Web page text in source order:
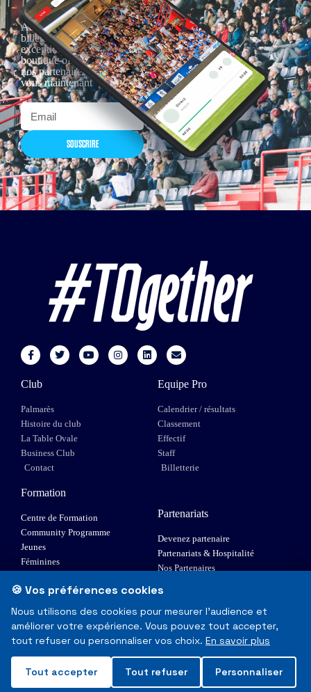
Actualités, nouveautés,
billetterie, remises
exceptionnelles dans la
boutique officielles & chez
nos partenaires… Inscrivez-
vous maintenant
SOUSCRIRE
Club
Palmarès
Histoire du club
La Table Ovale
Business Club
Contact
Equipe Pro
Calendrier / résultats
Classement
Effectif
Staff
Billetterie
Formation
Centre de Formation
Community Programme
Jeunes
Féminines
Elite 1
Partenariats
Devenez partenaire
Partenariats & Hospitalité
Nos Partenaires
© Toulouse Olympique XIII - Tous droits réservés
Mentions Légales & RGPD
Made with❤in Toulouse
🍪 Vos préférences cookies
Nous utilisons des cookies pour mesurer l'audience et
améliorer votre expérience. Vous pouvez tout accepter,
tout refuser ou personnaliser vos choix. En savoir plus
Tout accepter Tout refuser Personnaliser